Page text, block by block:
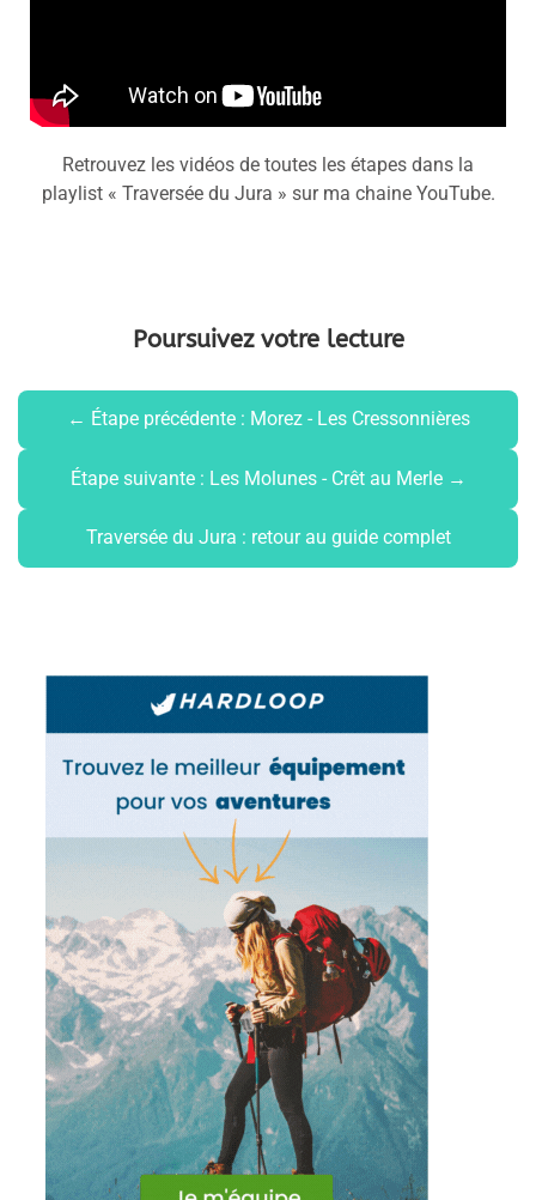
Retrouvez les vidéos de toutes les étapes dans la
playlist « Traversée du Jura » sur ma chaine YouTube.
Poursuivez votre lecture
← Étape précédente : Morez - Les Cressonnières
Étape suivante : Les Molunes - Crêt au Merle →
Traversée du Jura : retour au guide complet